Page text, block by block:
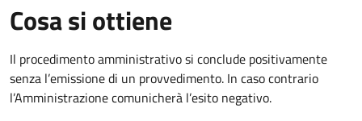
Cosa si ottiene
Il procedimento amministrativo si conclude positivamente
senza l’emissione di un provvedimento. In caso contrario
l’Amministrazione comunicherà l’esito negativo.